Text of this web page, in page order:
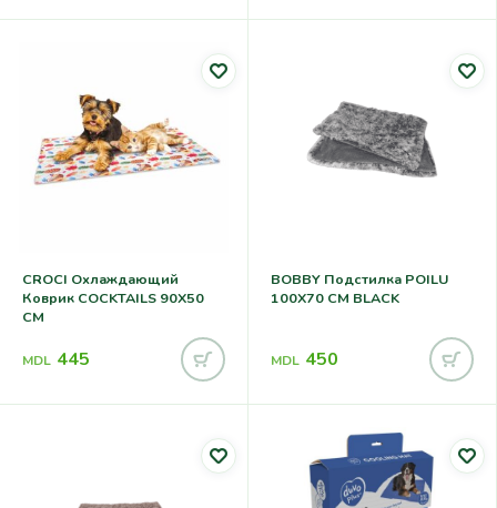
CROCI Охлаждающий
Коврик COCKTAILS 90X50
CM
MDL 445
BOBBY Подстилка POILU
100X70 CM BLACK
MDL 450